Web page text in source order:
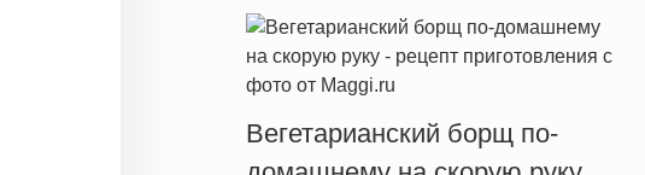
Вегетарианский борщ по-